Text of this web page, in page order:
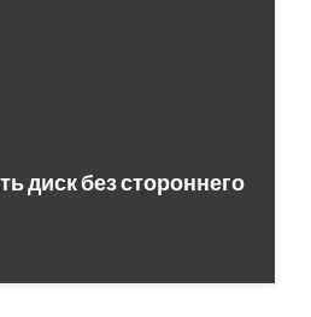
диск без стороннего